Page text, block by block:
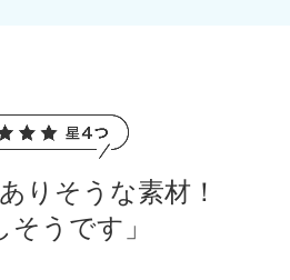
りそうな素材！
そうです」